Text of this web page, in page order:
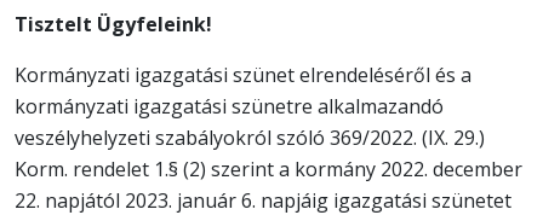
Tisztelt Ügyfeleink!
Kormányzati igazgatási szünet elrendeléséről és a
kormányzati igazgatási szünetre alkalmazandó
veszélyhelyzeti szabályokról szóló 369/2022. (IX. 29.)
Korm. rendelet 1.§ (2) szerint a kormány 2022. december
22. napjától 2023. január 6. napjáig igazgatási szünetet